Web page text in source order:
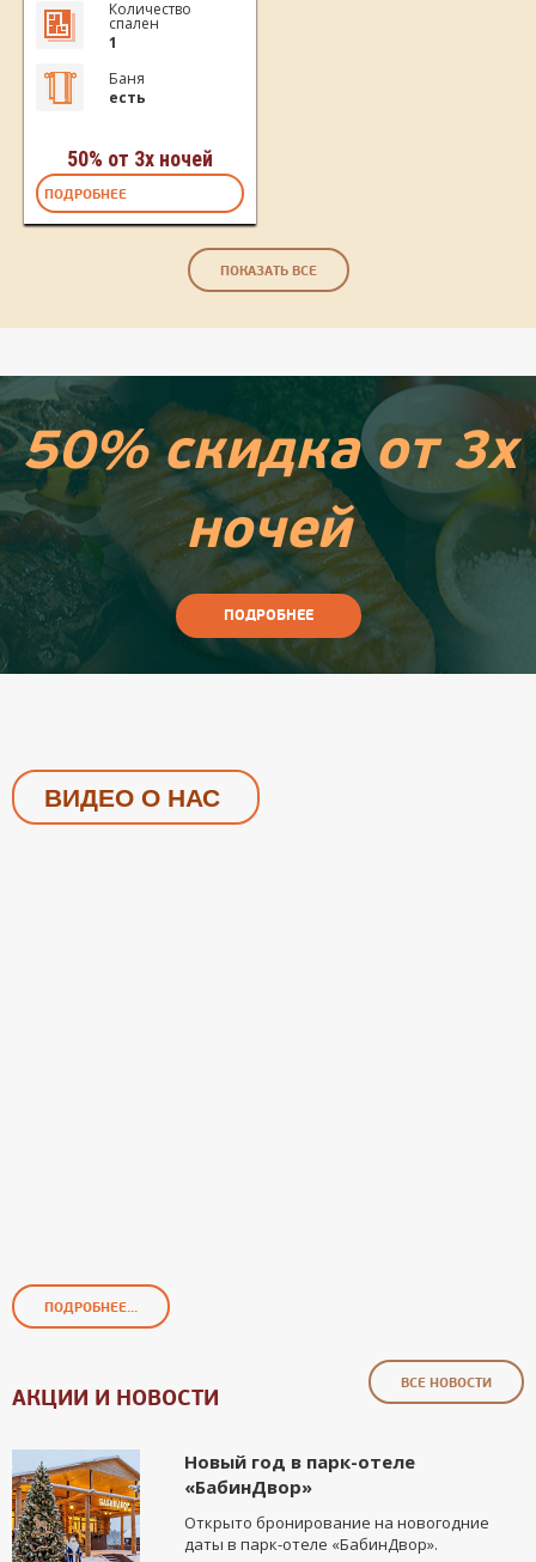
Количество
спален
1
Баня
есть
50% от 3х ночей
ПОДРОБНЕЕ
ПОКАЗАТЬ ВСЕ
50% скидка от 3х
ночей
ПОДРОБНЕЕ
ВИДЕО О НАС
ПОДРОБНЕЕ...
АКЦИИ И НОВОСТИ
ВСЕ НОВОСТИ
Новый год в парк-отеле
«БабинДвор»
Открыто бронирование на новогодние
даты в парк-отеле «БабинДвор».